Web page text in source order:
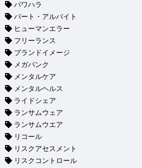
パワハラ
パート・アルバイト
ヒューマンエラー
フリーランス
ブランドイメージ
メガバンク
メンタルケア
メンタルヘルス
ライドシェア
ランサムウェア
ランサムウエア
リコール
リスクアセスメント
リスクコントロール